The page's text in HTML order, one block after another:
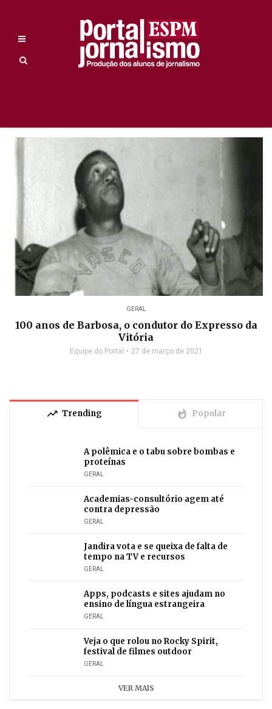
GERAL
100 anos de Barbosa, o condutor do Expresso da
Vitória
Equipe do Portal 27 de março de 2021
trending_up Trending whatshot Popular
A polêmica e o tabu sobre bombas e
proteínas
GERAL
Academias-consultório agem até
contra depressão
GERAL
Jandira vota e se queixa de falta de
tempo na TV e recursos
GERAL
Apps, podcasts e sites ajudam no
ensino de língua estrangeira
GERAL
Veja o que rolou no Rocky Spirit,
festival de filmes outdoor
GERAL
VER MAIS